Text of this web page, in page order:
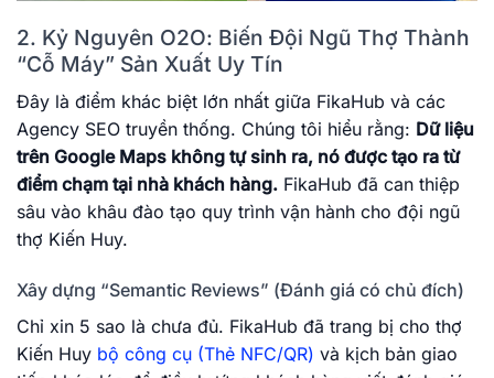
2. Kỷ Nguyên O2O: Biến Đội Ngũ Thợ Thành
“Cỗ Máy” Sản Xuất Uy Tín
Đây là điểm khác biệt lớn nhất giữa FikaHub và các
Agency SEO truyền thống. Chúng tôi hiểu rằng: Dữ liệu
trên Google Maps không tự sinh ra, nó được tạo ra từ
điểm chạm tại nhà khách hàng. FikaHub đã can thiệp
sâu vào khâu đào tạo quy trình vận hành cho đội ngũ
thợ Kiến Huy.
Xây dựng “Semantic Reviews” (Đánh giá có chủ đích)
Chỉ xin 5 sao là chưa đủ. FikaHub đã trang bị cho thợ
Kiến Huy bộ công cụ (Thẻ NFC/QR) và kịch bản giao